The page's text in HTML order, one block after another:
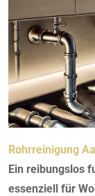
Rohrreinigung
Ein reibungslos
essenziell für